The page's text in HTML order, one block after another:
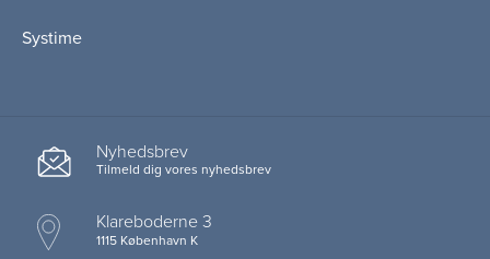
Systime
Nyhedsbrev
Tilmeld dig vores nyhedsbrev
Klareboderne 3
1115 København K